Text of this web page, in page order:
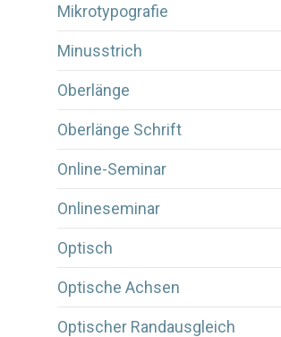
Mikrotypografie
Minusstrich
Oberlänge
Oberlänge Schrift
Online-Seminar
Onlineseminar
Optisch
Optische Achsen
Optischer Randausgleich